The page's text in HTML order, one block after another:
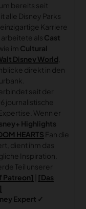
bereits seit
alle Disney Parks
Karriere
arbeitete als Cast
im Cultural
Disney World
direkt in den
seit der
journalistische
Wenn er
Highlights
HEARTS Fan die
dient ihm das
Inspiration.
Teil unserer
Patreon]
[Das
Expert ✓